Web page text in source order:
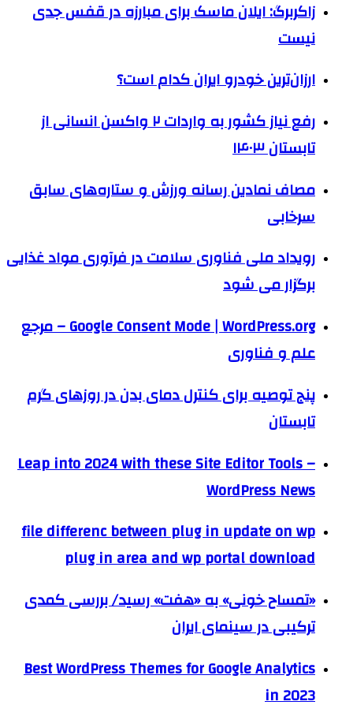
زاکربرگ: ایلان ماسک برای مبارزه در قفس جدی
نیست
ارزان‌ترین خودرو ایران کدام است؟
رفع نیاز کشور به واردات ۲ واکسن انسانی از
تابستان ۱۴۰۳
مصاف نمادین رسانه ورزش و ستاره‌های سابق
سرخابی
رویداد ملی فناوری سلامت در فرآوری مواد غذایی
برگزار می شود
Google Consent Mode | WordPress.org – مرجع
علم و فناوری
پنج توصیه برای کنترل دمای بدن در روزهای گرم
تابستان
Leap into 2024 with these Site Editor Tools –
WordPress News
file differenc between plug in update on wp
plug in area and wp portal download
«تمساح خونی» به «هفت» رسید/ بررسی کمدی
ترکیبی در سینمای ایران
Best WordPress Themes for Google Analytics
in 2023